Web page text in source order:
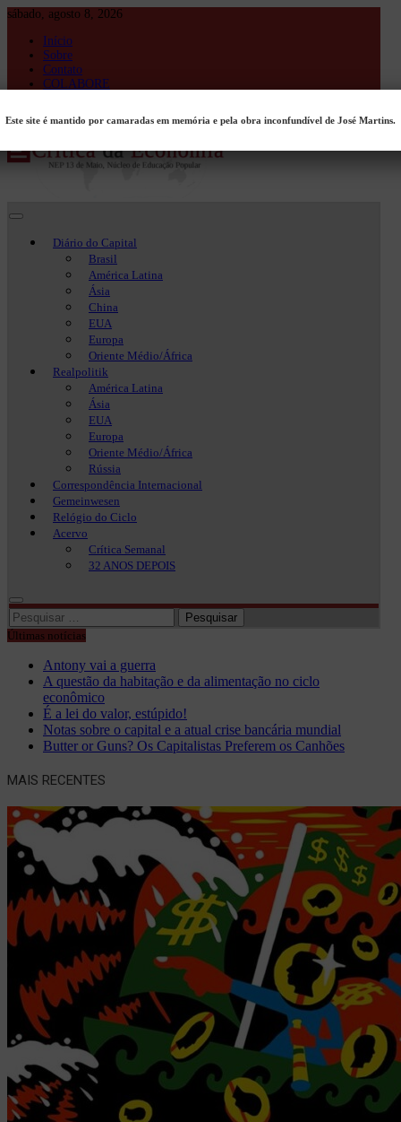
Skip
content
sábado, agosto 8, 2026
Início
Sobre
Contato
COLABORE
Crítica da Economia
Crítica da Economia
Diário do Capital
Brasil
América Latina
Ásia
China
EUA
Europa
Oriente Médio/África
Realpolitik
América Latina
Ásia
EUA
Europa
Oriente Médio/África
Rússia
Correspondência Internacional
Gemeinwesen
Relógio do Ciclo
Acervo
Crítica Semanal
32 ANOS DEPOIS
Pesquisar
por:
Últimas notícias
Antony vai a guerra
A questão da habitação e da alimentação no ciclo
econômico
É a lei do valor, estúpido!
Notas sobre o capital e a atual crise bancária mundial
Butter or Guns? Os Capitalistas Preferem os Canhões
MAIS RECENTES
Este site é mantido por camaradas em memória e pela obra inconfundível de José Martins.